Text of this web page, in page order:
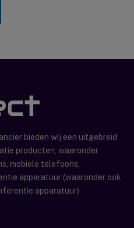
bieden wij een uitgebreid
producten, waaronder
mobiele telefoons,
apparatuur (waaronder ook
apparatuur)